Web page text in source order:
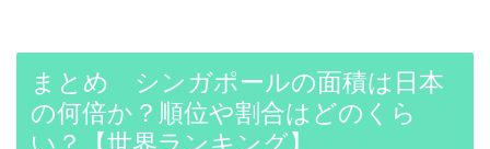
まとめ シンガポールの面積は日本
の何倍か？順位や割合はどのくら